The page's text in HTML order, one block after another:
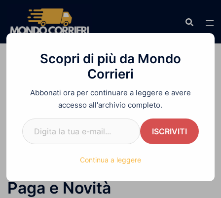
contenuto
Home»Contratto Logistica 2026-2027:
Aumenti in Busta Paga e Novità
Contratto Logistica 2026-
2027: Aumenti in Busta
Paga e Novità
Scopri di più da Mondo
Corrieri
Abbonati ora per continuare a leggere e avere
accesso all'archivio completo.
Digita la tua e-mail...
ISCRIVITI
Continua a leggere